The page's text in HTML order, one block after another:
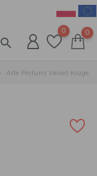
search
0 0
Arte Profumi Velvet rouge